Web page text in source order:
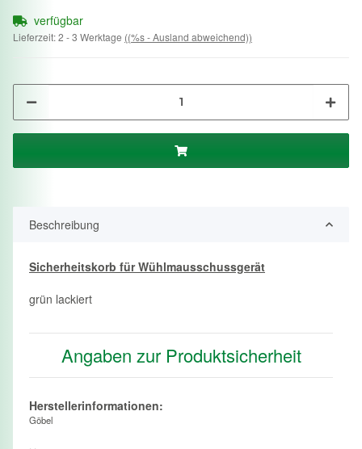
verfügbar
Lieferzeit:2 - 3 Werktage ((%s - Ausland abweichend))
Beschreibung
Sicherheitskorb für Wühlmausschussgerät
grün lackiert
Angaben zur Produktsicherheit
Herstellerinformationen:
Göbel
, ,